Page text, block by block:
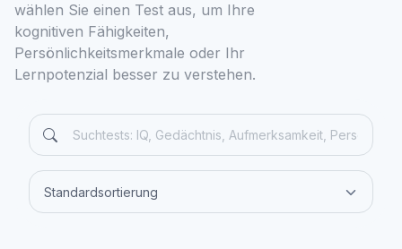
wählen Sie einen Test aus, um Ihre
kognitiven Fähigkeiten,
Persönlichkeitsmerkmale oder Ihr
Lernpotenzial besser zu verstehen.